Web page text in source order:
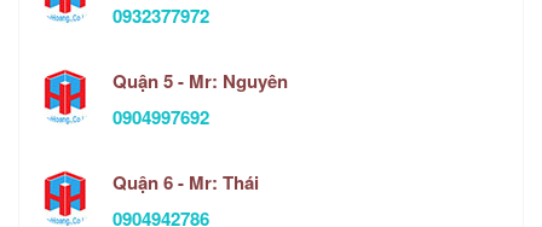
0932377972
Quận 5 - Mr: Nguyên
0904997692
Quận 6 - Mr: Thái
0904942786